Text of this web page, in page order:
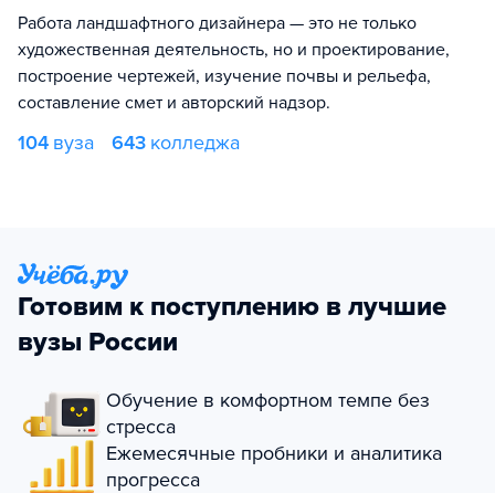
Работа ландшафтного дизайнера — это не только
художественная деятельность, но и проектирование,
построение чертежей, изучение почвы и рельефа,
составление смет и авторский надзор.
104 вуза 643 колледжа
Готовим к поступлению в лучшие
вузы России
Обучение в комфортном темпе без
стресса
Ежемесячные пробники и аналитика
прогресса